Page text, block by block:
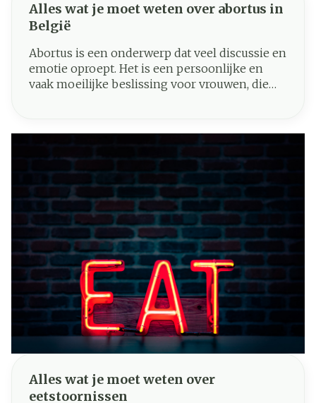
Alles wat je moet weten over abortus in
België
Abortus is een onderwerp dat veel discussie en
emotie oproept. Het is een persoonlijke en
vaak moeilijke beslissing voor vrouwen, die
abortus is, de wettelijke aspecten en wat elke
vrouw moet weten over haar opties en de zorg
die beschikbaar is.
Alles wat je moet weten over
eetstoornissen